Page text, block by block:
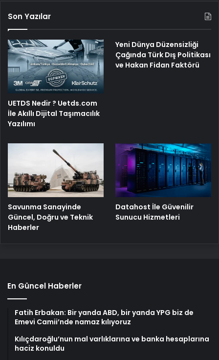
Son Yazılar
UETDS Nedir ? Uetds.com
İle Akıllı Dijital Taşımacılık
Yazılımı
Yeni Dünya Düzensizliği
Çağında Türk Dış Politikası
ve Hakan Fidan Faktörü
Savunma Sanayinde
Güncel, Doğru ve Teknik
Haberler
Datahost İle Güvenilir
Sunucu Hizmetleri
En Güncel Haberler
Fatih Erbakan: Bir yanda ABD, bir yanda YPG biz de
Emevi Camii’nde namaz kılıyoruz
Kılıçdaroğlu’nun mal varlıklarına ve banka hesaplarına
haciz konuldu